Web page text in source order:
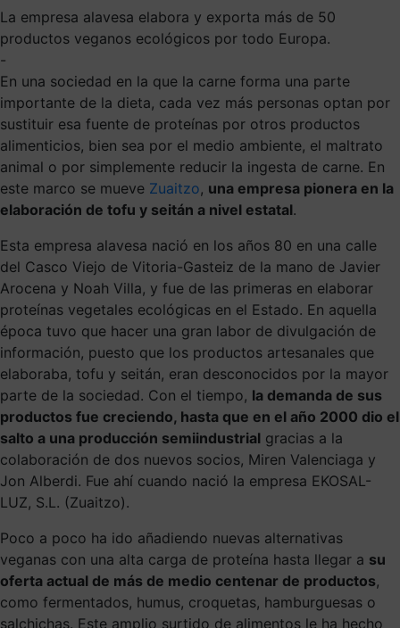
La empresa alavesa elabora y exporta más de 50
productos veganos ecológicos por todo Europa.
-
En una sociedad en la que la carne forma una parte
importante de la dieta, cada vez más personas optan por
sustituir esa fuente de proteínas por otros productos
alimenticios, bien sea por el medio ambiente, el maltrato
animal o por simplemente reducir la ingesta de carne. En
este marco se mueve Zuaitzo, una empresa pionera en la
elaboración de tofu y seitán a nivel estatal.
Esta empresa alavesa nació en los años 80 en una calle
del Casco Viejo de Vitoria-Gasteiz de la mano de Javier
Arocena y Noah Villa, y fue de las primeras en elaborar
proteínas vegetales ecológicas en el Estado. En aquella
época tuvo que hacer una gran labor de divulgación de
información, puesto que los productos artesanales que
elaboraba, tofu y seitán, eran desconocidos por la mayor
parte de la sociedad. Con el tiempo, la demanda de sus
productos fue creciendo, hasta que en el año 2000 dio el
salto a una producción semiindustrial gracias a la
colaboración de dos nuevos socios, Miren Valenciaga y
Jon Alberdi. Fue ahí cuando nació la empresa EKOSAL-
LUZ, S.L. (Zuaitzo).
Poco a poco ha ido añadiendo nuevas alternativas
veganas con una alta carga de proteína hasta llegar a su
oferta actual de más de medio centenar de productos,
como fermentados, humus, croquetas, hamburguesas o
salchichas. Este amplio surtido de alimentos le ha hecho